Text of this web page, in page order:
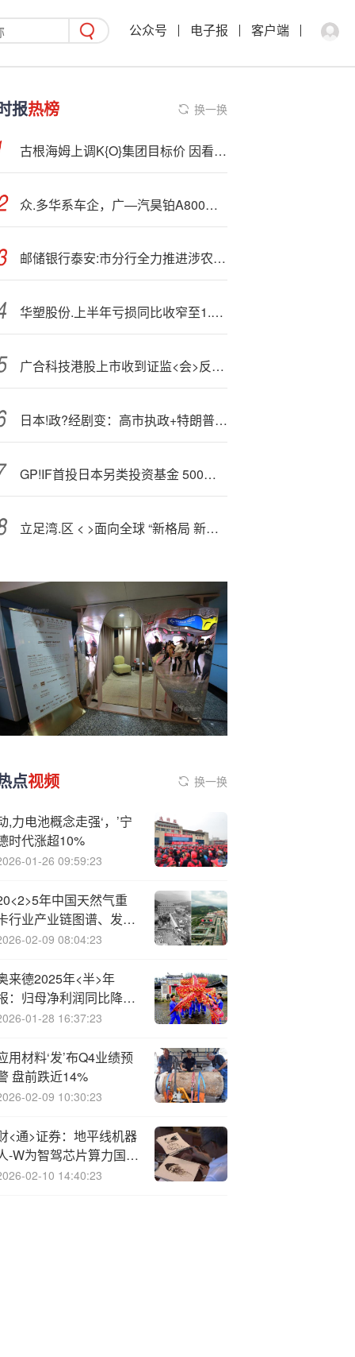
公众号 电子报 客户端
报热榜 换一换
古根海姆上调K{O}集团目标价 因看好UFC媒体协议
众.多华系车企，广—汽昊铂A800凭何率先拿下L3高速测试牌照？
邮储银行泰安:市分行全力推进涉农业务发展 助力乡村振兴
华塑股份.上半年亏损同比收窄至1.29亿元 营收同比下降6.5%
广合科技港股上市收到证监<会>反馈意见 需说明境外上市合规性等问题
日本!政?经剧变：高市执政+特朗普访日，日元进入地缘重定价周期！96%经济学家押注加息
GP!IF首投日本另类投资基金 500亿日元布局房地产与数据中心
立足湾.区 < >面向全球 “新格局 新路径——凤凰湾区财经论坛2025”成功举办
点视频 换一换
,力电池概念走强‘，’宁
时代涨超10%
01-26 09:59:23
年中国天然气重
行业产业链图谱、发展
境、市场销量及趋势分
，未来有望持续上量
02-09 08:04:23
来德2025年<半>年
：归母净利润同比降
至2700万元
01-28 16:37:23
用材料‘发’布Q4业绩预
盘前跌近14%
02-09 10:30:23
<通>证券：地平线机器
-W为智驾芯片算力国产
首要受益标的 维持“增
02-10 14:40:23